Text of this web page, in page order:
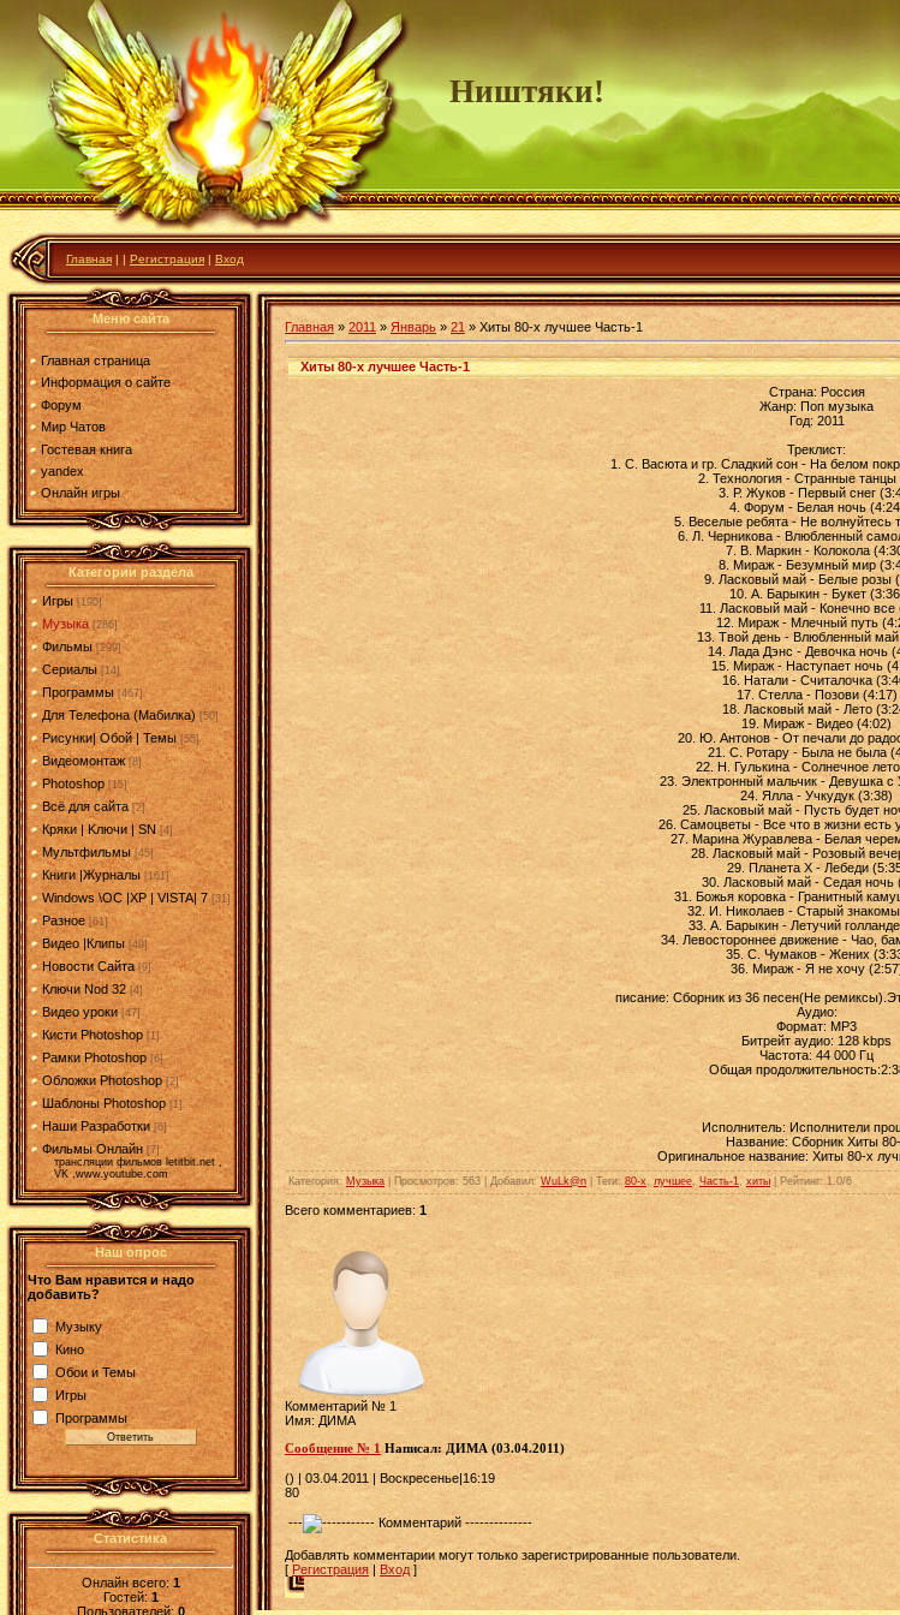
Ништяки!
Главная | | Регистрация | Вход
Меню сайта
Главная страница
Информация о сайте
Форум
Мир Чатов
Гостевая книга
yandex
Онлайн игры
Категории раздела
Игры [190]
Музыка [286]
Фильмы [299]
Сериалы [14]
Программы [467]
Для Телефона (Мабилка) [50]
Рисунки| Обой | Темы [55]
Видеомонтаж [8]
Photoshop [15]
Всё для сайта [2]
Кряки | Kлючи | SN [4]
Мультфильмы [45]
Книги |Журналы [161]
Windows \OC |XP | VISTA| 7 [31]
Разное [61]
Видео |Клипы [49]
Новости Сайта [9]
Ключи Nod 32 [4]
Видео уроки [47]
Кисти Photoshop [1]
Рамки Photoshop [6]
Обложки Photoshop [2]
Шаблоны Photoshop [1]
Наши Разработки [6]
Фильмы Онлайн [7]
трансляции фильмов letitbit.net ,
VK ,www.youtube.com
Наш опрос
Что Вам нравится и надо
добавить?
Музыку
Кино
Обои и Темы
Игры
Программы
Статистика
Онлайн всего:1
Гостей:1
Пользователей: 0
Главная » 2011 » Январь » 21 » Хиты 80-х лучшее Часть-1
Хиты 80-х лучшее Часть-1
Страна: Россия
Жанр: Поп музыка
Год: 2011
Треклист:
1. С. Васюта и гр. Сладкий сон - На белом
2. Технология - Странные танцы
3. Р. Жуков - Первый снег
4. Форум - Белая ночь
5. Веселые ребята - Не волнуйтесь
6. Л. Черникова - Влюбленный
7. В. Маркин - Колокола
8. Мираж - Безумный мир
9. Ласковый май - Белые розы
10. А. Барыкин - Букет
11. Ласковый май - Конечно все
12. Мираж - Млечный путь
13. Твой день - Влюбленный май
14. Лада Дэнс - Девочка ночь
15. Мираж - Наступает ночь
16. Натали - Считалочка
17. Стелла - Позови (4:17)
18. Ласковый май - Лето
19. Мираж - Видео (4:02)
20. Ю. Антонов - От печали до
21. С. Ротару - Была не была
22. Н. Гулькина - Солнечное
23. Электронный мальчик - Девушка с
24. Ялла - Учкудук (3:38)
25. Ласковый май - Пусть будет
26. Самоцветы - Все что в жизни есть
27. Марина Журавлева - Белая
28. Ласковый май - Розовый
29. Планета X - Лебеди
30. Ласковый май - Седая ночь
31. Божья коровка - Гранитный
32. И. Николаев - Старый
33. А. Барыкин - Летучий
34. Левостороннее движение - Чао,
35. С. Чумаков - Жених
36. Мираж - Я не хочу
писание: Сборник из 36 песен(Не
Аудио:
Формат: MP3
Битрейт аудио: 128 kbps
Частота: 44 000 Гц
Общая
Исполнитель: Исполнители
Название: Сборник Хиты
Оригинальное название: Хиты 80-х
Категория: Музыка Просмотров: 563 | Добавил: WuLk@n Теги: 80-х лучшее Часть-1 , хиты Рейтинг: 1.0/6
Всего комментариев: 1
Комментарий № 1
Имя: ДИМА
Сообщениe № 1 Написал: ДИМА (03.04.2011)
() | 03.04.2011 | Воскресенье|16:19
80
---
----------- Комментарий --------------
Добавлять комментарии могут только зарегистрированные пользователи.
[ Регистрация | Вход ]